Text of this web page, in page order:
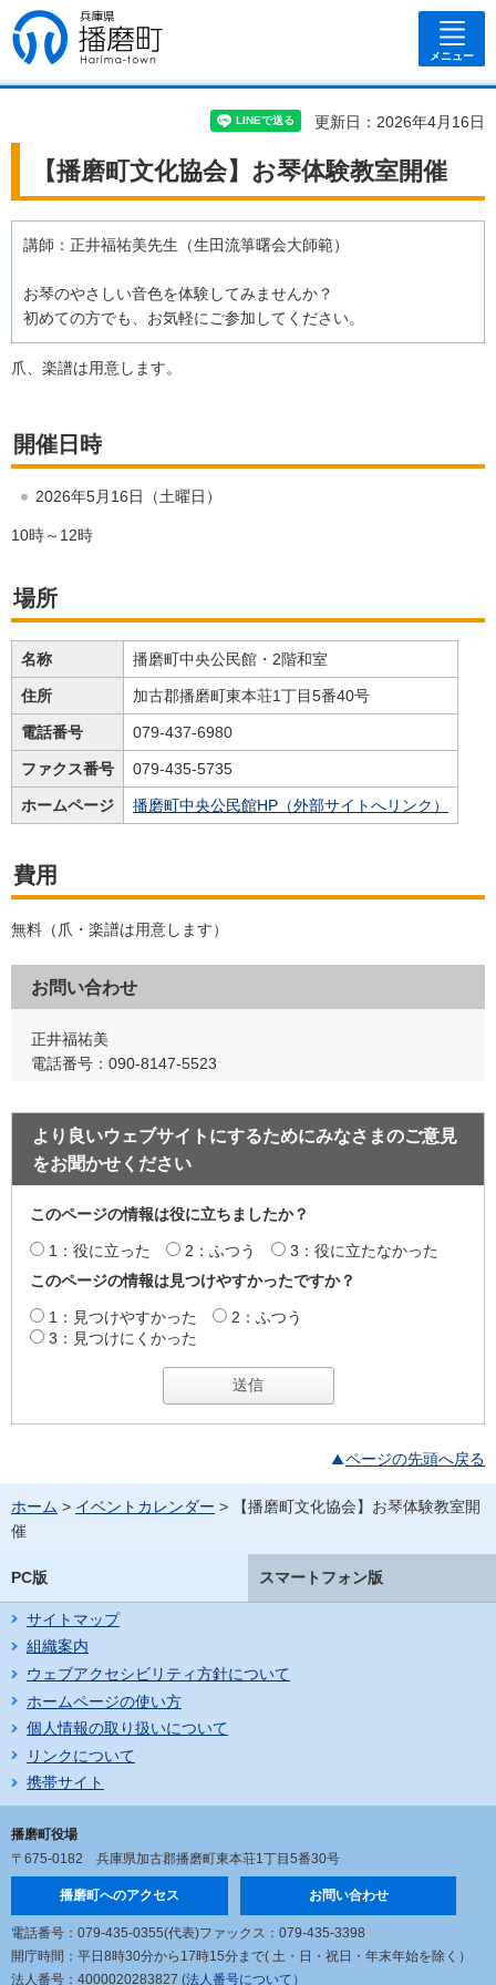
兵庫県 播磨
町
メニュー
更新日：2026年4月16日
【播磨町文化協会】お琴体験教室開催
講師：正井福祐美先生（生田流箏曙会大師範）
お琴のやさしい音色を体験してみませんか？
初めての方でも、お気軽にご参加してください。
爪、楽譜は用意します。
開催日時
2026年5月16日（土曜日）
10時～12時
場所
名称 播磨町中央公民館・2階和室
住所 加古郡播磨町東本荘1丁目5番40号
電話番号 079-437-6980
ファクス番号 079-435-5735
ホームページ 播磨町中央公民館HP（外部サイトへリンク）
費用
無料（爪・楽譜は用意します）
お問い合わせ
正井福祐美
電話番号：090-8147-5523
より良いウェブサイトにするためにみなさまのご意見
をお聞かせください
このページの情報は役に立ちましたか？
1：役に立った 2：ふつう
3：役に立たなかった
このページの情報は見つけやすかったですか？
1：見つけやすかった
2：ふつう
3：見つけにくかった
ページの先頭へ戻る
ホーム > イベントカレンダー > 【播磨町文化協会】お琴体験教室開
催
PC版 スマートフォン版
サイトマップ
組織案内
ウェブアクセシビリティ方針について
ホームページの使い方
個人情報の取り扱いについて
リンクについて
携帯サイト
播磨町役場
〒675-0182 兵庫県加古郡播磨町東本荘1丁目5番30号
播磨町へのアクセス お問い合わせ
電話番号：079-435-0355(代表)ファックス：079-435-3398
開庁時間：平日8時30分から17時15分まで( 土・日・祝日・年末年始を除く）
法人番号：4000020283827 (法人番号について ）